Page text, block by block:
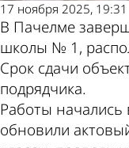
17 ноября 2025, 19:31
В Пачелме
школы № 1,
Срок сдачи
подрядчика.
Работы начались
обновили